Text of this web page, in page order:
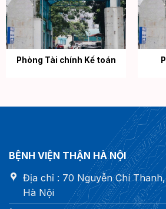
Phòng Tài chính Kế toán
BỆNH VIỆN THẬN HÀ NỘI
Địa chỉ : 70 Nguyễn Chí
Hà Nội